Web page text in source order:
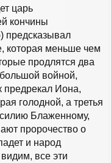
царь
кончины
предсказывал
которая меньше чем
продлятся два
войной,
предрекал Иона,
голодной, а третья
Блаженному,
пророчество о
и народ
все эти